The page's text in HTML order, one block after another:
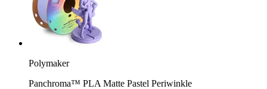
Polymaker
Panchroma™ PLA Matte Pastel Periwinkle